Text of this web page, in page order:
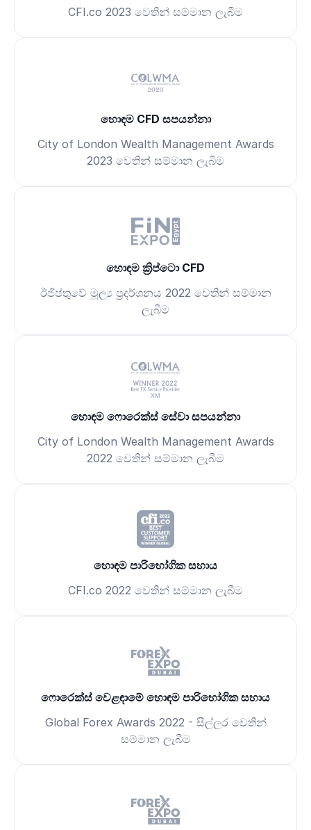
CFI.co 2023 වෙතින් සම්මාන ලැබීම
හොඳම CFD සපයන්නා
City of London Wealth Management Awards
2023 වෙතින් සම්මාන ලැබීම
හොඳම ක්‍රිප්ටො CFD
ඊජිප්තුවේ මූල්‍ය ප්‍රදර්ශනය 2022 වෙතින් සම්මාන
ලැබීම
හොඳම ෆොරෙක්ස් සේවා සපයන්නා
City of London Wealth Management Awards
2022 වෙතින් සම්මාන ලැබීම
හොඳම පාරිභෝගික සහාය
CFI.co 2022 වෙතින් සම්මාන ලැබීම
ෆොරෙක්ස් වෙළඳාමේ හොඳම පාරිභෝගික සහාය
Global Forex Awards 2022 - සිල්ලර වෙතින්
සම්මාන ලැබීම